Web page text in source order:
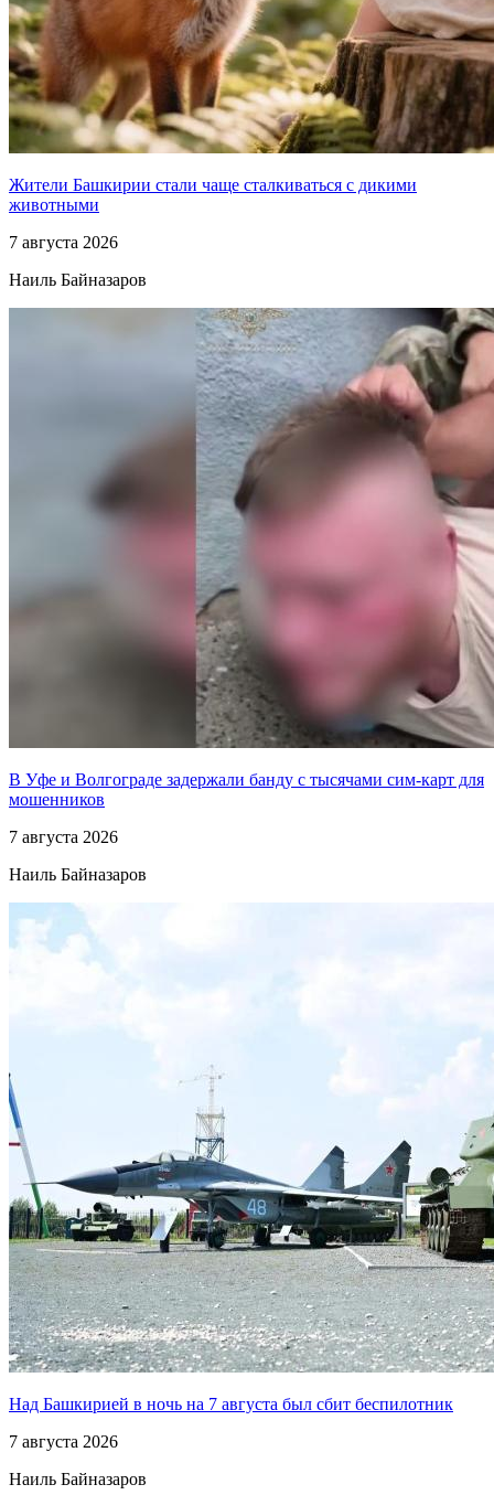
Жители Башкирии стали чаще сталкиваться с дикими
животными
7 августа 2026
Наиль Байназаров
В Уфе и Волгограде задержали банду с тысячами сим-карт для
мошенников
7 августа 2026
Наиль Байназаров
Над Башкирией в ночь на 7 августа был сбит беспилотник
7 августа 2026
Наиль Байназаров